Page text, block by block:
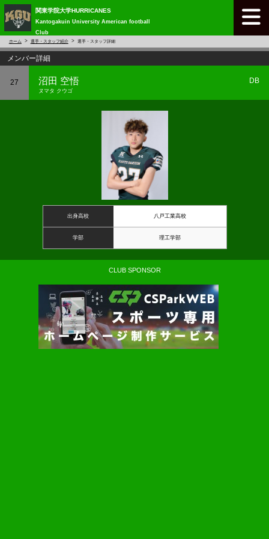
関東学院大学HURRICANES
Kantogakuin University American football
Club
ホーム 選手・スタッフ紹介 選手・スタッフ詳細
メンバー詳細
27 沼田 空悟
ヌマタ クウゴ
DB
出身高校 八戸工業高校
学部 理工学部
CLUB SPONSOR